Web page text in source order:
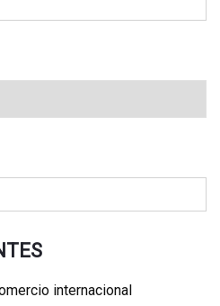
internacional